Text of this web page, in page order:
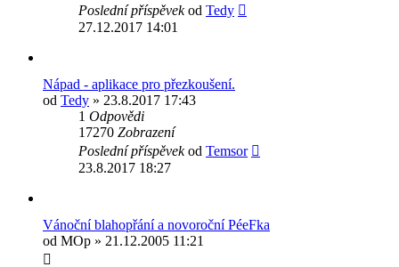
Poslední příspěvekod Tedy
27.12.2017 14:01
Nápad - aplikace pro přezkoušení.
od Tedy » 23.8.2017 17:43
1 Odpovědi
17270 Zobrazení
Poslední příspěvekod Temsor
23.8.2017 18:27
Vánoční blahopřání a novoroční PéeFka
od MOp » 21.12.2005 11:21